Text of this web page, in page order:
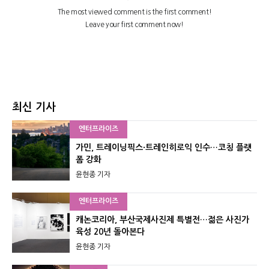
최신 기사
엔터프라이즈
가민, 트레이닝픽스·트레인히로익 인수…코칭 플랫
폼 강화
윤현종 기자
엔터프라이즈
캐논코리아, 부산국제사진제 특별전…젊은 사진가
육성 20년 돌아본다
윤현종 기자